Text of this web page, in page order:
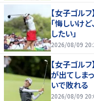
【女子ゴル
「悔しいけ
したい」
2026/08/09
【女子ゴル
が出てしま
いで敗れる
2026/08/09